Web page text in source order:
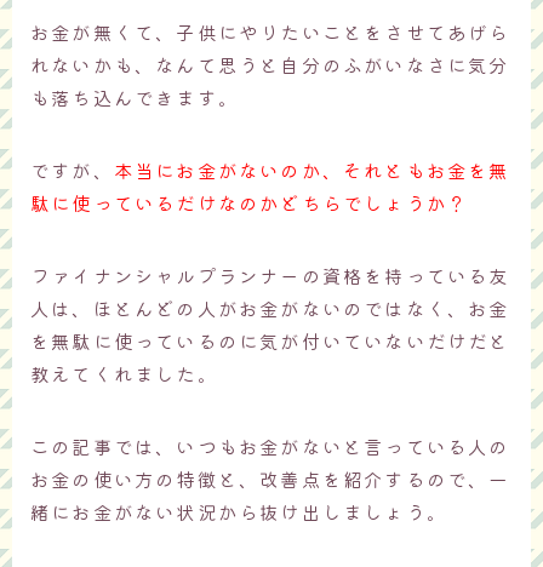
お金が無くて、子供にやりたいことをさせてあげら
れないかも、なんて思うと自分のふがいなさに気分
も落ち込んできます。
ですが、 本当にお金がないのか、それともお金を無
駄に使っているだけなのかどちらでしょうか？
ファイナンシャルプランナーの資格を持っている友
人は、ほとんどの人がお金がないのではなく、お金
を無駄に使っているのに気が付いていないだけだと
教えてくれました。
この記事では、いつもお金がないと言っている人の
お金の使い方の特徴と、改善点を紹介するので、一
緒にお金がない状況から抜け出しましょう。